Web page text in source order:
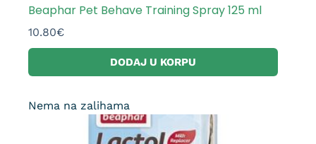
Beaphar Pet Behave Training Spray 125 ml
10.80€
DODAJ U KORPU
Nema na zalihama